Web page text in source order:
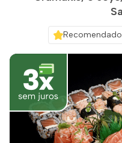
Recomendado